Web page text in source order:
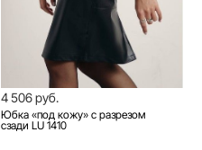
4 506 руб.
Юбка «под кожу» с разрезом
сзади LU 1410